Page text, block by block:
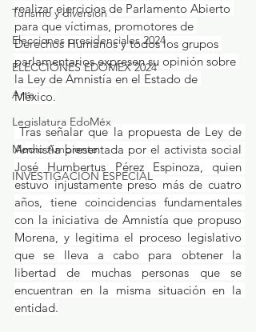
Turismo y diversión
Elecciones presidenciales 2024
ELECCIONES EDOMEX 2024
Arte
Legislatura EdoMéx
Medio Ambiente
INVESTIGACIÓN ESPECIAL
realizar ejercicios de Parlamento Abierto
para que víctimas, promotores de
Derechos Humanos y todos los grupos
parlamentarios expresen su opinión sobre
la Ley de Amnistía en el Estado de
México.
Tras señalar que la propuesta de Ley de
Amnistía presentada por el activista social
José Humbertus Pérez Espinoza, quien
estuvo injustamente preso más de cuatro
años, tiene coincidencias fundamentales
con la iniciativa de Amnistía que propuso
Morena, y legitima el proceso legislativo
que se lleva a cabo para obtener la
libertad de muchas personas que se
encuentran en la misma situación en la
entidad.